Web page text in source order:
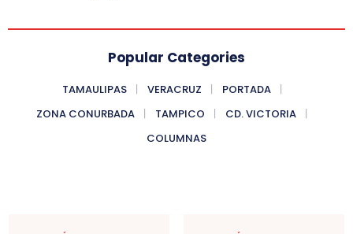
Popular Categories
TAMAULIPAS VERACRUZ
PORTADA
ZONA CONURBADA
TAMPICO
CD. VICTORIA
COLUMNAS